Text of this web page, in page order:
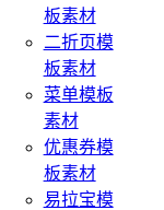
板素材
二折页模
板素材
菜单模板
素材
优惠券模
板素材
易拉宝模